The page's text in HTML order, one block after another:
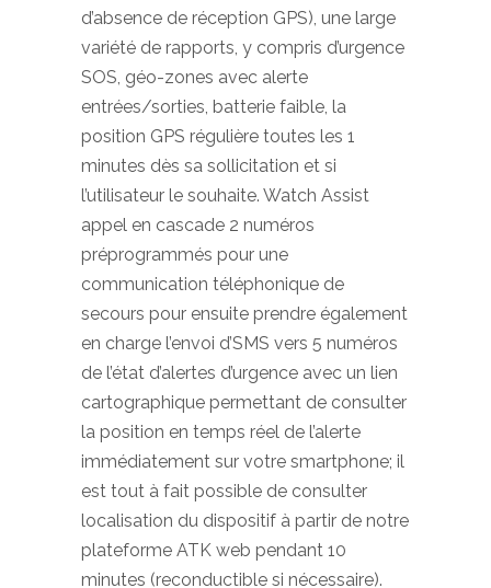
d’absence de réception GPS), une large
variété de rapports, y compris d’urgence
SOS, géo-zones avec alerte
entrées/sorties, batterie faible, la
position GPS régulière toutes les 1
minutes dès sa sollicitation et si
l’utilisateur le souhaite. Watch Assist
appel en cascade 2 numéros
préprogrammés pour une
communication téléphonique de
secours pour ensuite prendre également
en charge l’envoi d’SMS vers 5 numéros
de l’état d’alertes d’urgence avec un lien
cartographique permettant de consulter
la position en temps réel de l’alerte
immédiatement sur votre smartphone; il
est tout à fait possible de consulter
localisation du dispositif à partir de notre
plateforme ATK web pendant 10
minutes (reconductible si nécessaire).